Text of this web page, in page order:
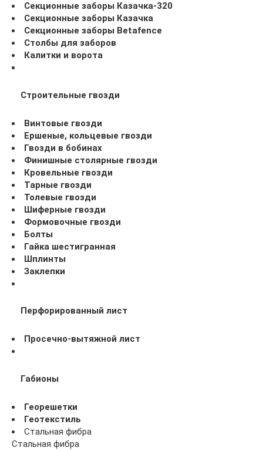
Секционные заборы Казачка-320
Секционные заборы Казачка
Секционные заборы Betafence
Столбы для заборов
Калитки и ворота
Строительные гвозди
Винтовые гвозди
Ершеные, кольцевые гвозди
Гвозди в бобинах
Финишные столярные гвозди
Кровельные гвозди
Тарные гвозди
Толевые гвозди
Шиферные гвозди
Формовочные гвозди
Болты
Гайка шестигранная
Шплинты
Заклепки
Перфорированный лист
Просечно-вытяжной лист
Габионы
Георешетки
Геотекстиль
Стальная фибра
Стальная фибра